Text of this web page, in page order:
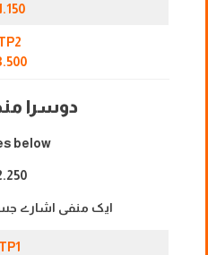
دوسرا
below:
ایک منفی اشارے
TP1: